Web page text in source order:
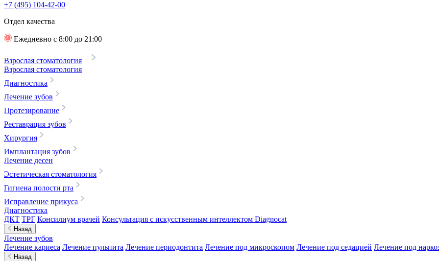
+7 (495) 104-42-00
Отдел качества
Ежедневно с 8:00 до 21:00
Взрослая стоматология
Взрослая стоматология
Диагностика
Лечение зубов
Протезирование
Реставрация зубов
Хирургия
Имплантация зубов
Лечение десен
Эстетическая стоматология
Гигиена полости рта
Исправление прикуса
Диагностика
ДКТ ТРГ Консилиум врачей Консультация с искусственным интеллектом Diagnocat
Назад
Лечение зубов
Лечение кариеса Лечение пульпита Лечение периодонтита Лечение под микроскопом Лечение под седацией Лечение под
Назад